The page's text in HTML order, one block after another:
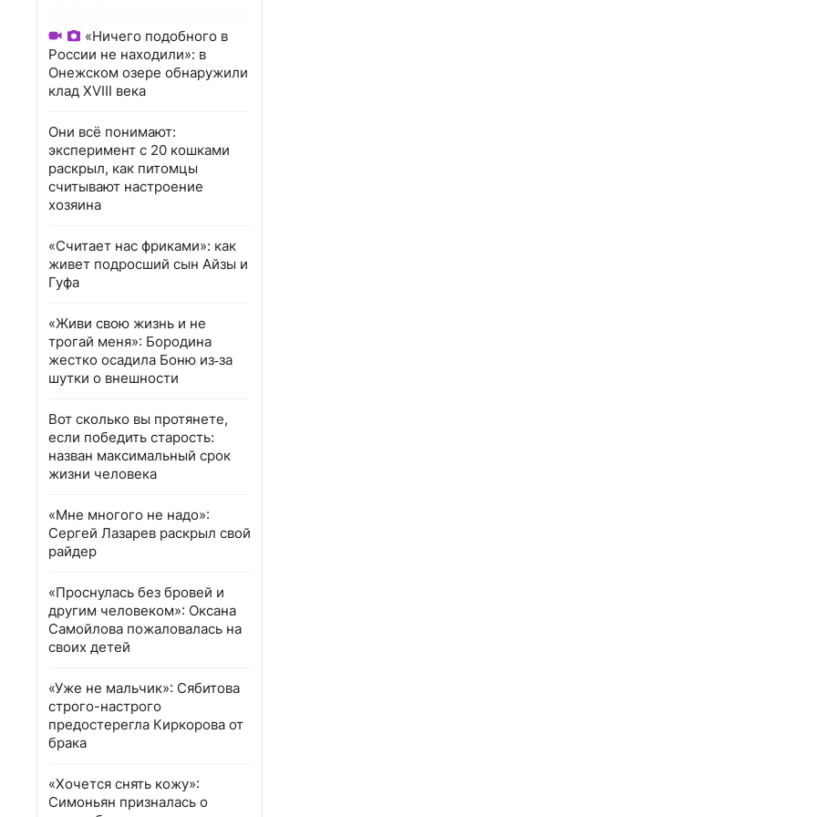
«Ничего подобного в
России не находили»: в
Онежском озере обнаружили
клад XVIII века
Они всё понимают:
эксперимент с 20 кошками
раскрыл, как питомцы
считывают настроение
хозяина
«Считает нас фриками»: как
живет подросший сын Айзы и
Гуфа
«Живи свою жизнь и не
трогай меня»: Бородина
жестко осадила Боню из‑за
шутки о внешности
Вот сколько вы протянете,
если победить старость:
назван максимальный срок
жизни человека
«Мне многого не надо»:
Сергей Лазарев раскрыл свой
райдер
«Проснулась без бровей и
другим человеком»: Оксана
Самойлова пожаловалась на
своих детей
«Уже не мальчик»: Сябитова
строго-настрого
предостерегла Киркорова от
брака
«Хочется снять кожу»:
Симоньян призналась о